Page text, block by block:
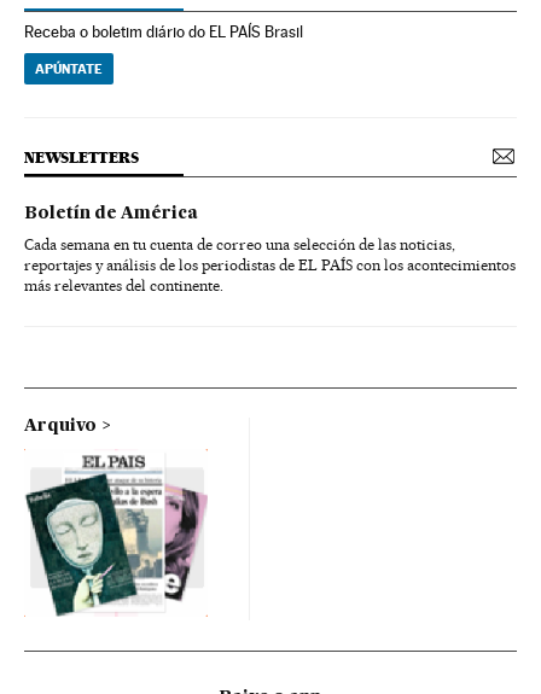
Receba o boletim diário do EL PAÍS Brasil
APÚNTATE
NEWSLETTERS
Boletín de América
Cada semana en tu cuenta de correo una selección de las noticias,
reportajes y análisis de los periodistas de EL PAÍS con los acontecimientos
más relevantes del continente.
Arquivo